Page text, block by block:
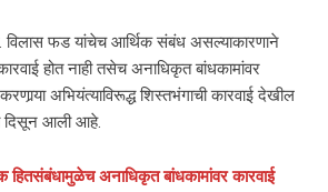
फड यांचेच आर्थिक संबंध असल्याकारणाने
होत नाही तसेच अनाधिकृत बांधकामांवर
अभियंत्याविरूद्ध शिस्तभंगाची कारवाई देखील
दिसून आली आहे.
हितसंबंधामुळेच अनाधिकृत बांधकामांवर कारवाई